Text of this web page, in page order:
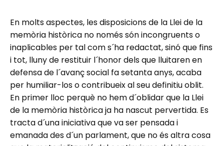
En molts aspectes, les disposicions de la Llei de la
memòria històrica no només són incongruents o
inaplicables per tal com s´ha redactat, sinó que fins
i tot, lluny de restituir l´honor dels que lluitaren en
defensa de l´avanç social fa setanta anys, acaba
per humiliar-los o contribueix al seu definitiu oblit.
En primer lloc perquè no hem d´oblidar que la Llei
de la memòria històrica ja ha nascut pervertida. Es
tracta d´una iniciativa que va ser pensada i
emanada des d´un parlament, que no és altra cosa